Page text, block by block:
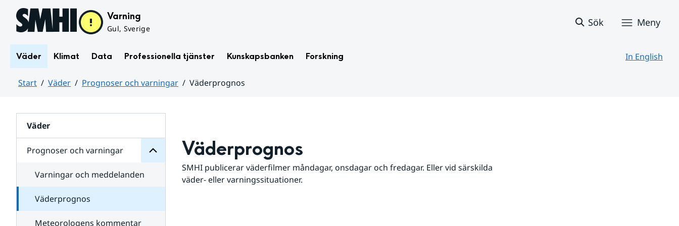
Hoppa till sidans innehåll Varning
Gul, Sverige
Sök Meny
Väder Klimat Data Professionella tjänster Kunskapsbanken Forskning In English
Start Väder Prognoser och varningar
Väderprognos
Väder
Prognoser och varningar
för
varningar
Varningar och meddelanden
Väderprognos
Meteorologens kommentar
Väderprognos
SMHI publicerar väderfilmer måndagar, onsdagar och fredagar. Eller vid särskilda
väder- eller varningssituationer.